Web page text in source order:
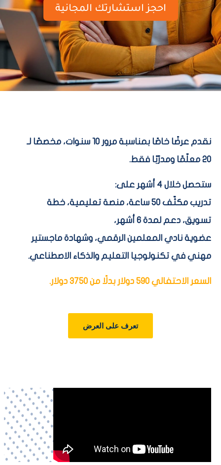
احجز استشارتك المجانية
نقدم عرضًا خاصًا بمناسبة مرور 10 سنوات، مخصصًا لـ
20 معلّمًا ومدرّبًا فقط.
ستحصل خلال 4 أشهر على:
تدريب مكثّف 50 ساعة، منصة تعليمية، خطة
تسويق، دعم لمدة 6 أشهر،
عضوية نادي المعلمين الرقمي، وشهادة ماجستير
مهني في تكنولوجيا التعليم والذكاء الاصطناعي.
السعر الاحتفالي 590 دولار بدلًا من 3750 دولار.
تعرف على العرض